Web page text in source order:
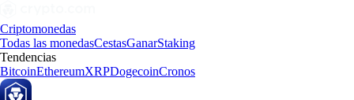
Criptomonedas
Todas las monedasCestasGanarStaking
Tendencias
BitcoinEthereumXRPDogecoinCronos